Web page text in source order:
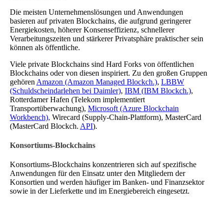
Die meisten Unternehmenslösungen und Anwendungen
basieren auf privaten Blockchains, die aufgrund geringerer
Energiekosten, höherer Konsenseffizienz, schnellerer
Verarbeitungszeiten und stärkerer Privatsphäre praktischer sein
können als öffentliche.
Viele private Blockchains sind Hard Forks von öffentlichen
Blockchains oder von diesen inspiriert. Zu den großen Gruppen
gehören Amazon (Amazon Managed Blockch.), LBBW
(Schuldscheindarlehen bei Daimler), IBM (IBM Blockch.),
Rotterdamer Hafen (Telekom implementiert
Transportüberwachung), Microsoft (Azure Blockchain
Workbench), Wirecard (Supply-Chain-Plattform), MasterCard
(MasterCard Blockch. API).
Konsortiums-Blockchains
Konsortiums-Blockchains konzentrieren sich auf spezifische
Anwendungen für den Einsatz unter den Mitgliedern der
Konsortien und werden häufiger im Banken- und Finanzsektor
sowie in der Lieferkette und im Energiebereich eingesetzt.